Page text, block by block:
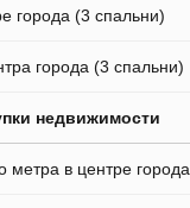
города (3 спальни)
города (3 спальни)
недвижимости
метра в центре города